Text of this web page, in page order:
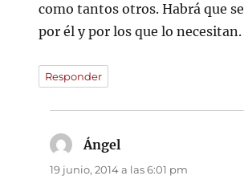
como tantos otros. Habrá que
por él y por los que lo necesitan.
Responder
Ángel
19 junio, 2014 a las 6:01 pm